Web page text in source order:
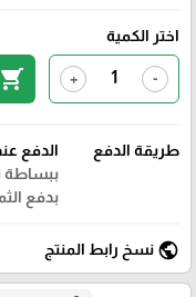
اختر الكمية
-
+
shopping_cart
طريقة الدفع
الدفع
ببساطة
بدفع
public نسخ رابط المنتج